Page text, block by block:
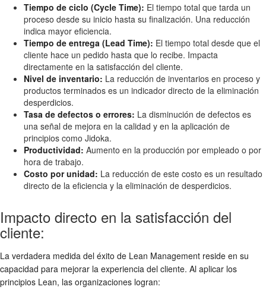
Tiempo de ciclo (Cycle Time): El tiempo total que tarda un
proceso desde su inicio hasta su finalización. Una reducción
indica mayor eficiencia.
Tiempo de entrega (Lead Time): El tiempo total desde que el
cliente hace un pedido hasta que lo recibe. Impacta
directamente en la satisfacción del cliente.
Nivel de inventario: La reducción de inventarios en proceso y
productos terminados es un indicador directo de la eliminación
desperdicios.
Tasa de defectos o errores: La disminución de defectos es
una señal de mejora en la calidad y en la aplicación de
principios como Jidoka.
Productividad: Aumento en la producción por empleado o por
hora de trabajo.
Costo por unidad: La reducción de este costo es un resultado
directo de la eficiencia y la eliminación de desperdicios.
Impacto directo en la satisfacción del
cliente:
La verdadera medida del éxito de Lean Management reside en su
capacidad para mejorar la experiencia del cliente. Al aplicar los
principios Lean, las organizaciones logran: